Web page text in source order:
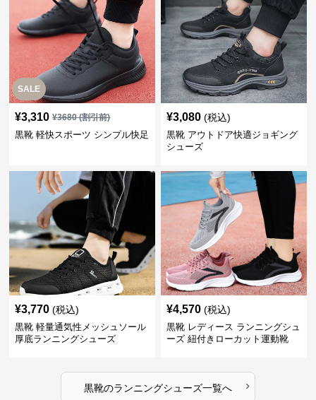
SALE
¥3,310 ¥3680(割引前)
黒靴 軽快スポーツ シンプル快足
¥3,080 (税込)
黒靴 アウトドア快適ジョギング
シューズ
¥3,770 (税込)
黒靴 軽量通気性メッシュソール
厚底ランニングシューズ
¥4,570 (税込)
黒靴 レディース ランニングシュ
ーズ 紐付きローカット運動靴
黒靴のランニングシューズ一覧へ ›